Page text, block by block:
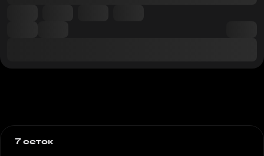
7 сеток